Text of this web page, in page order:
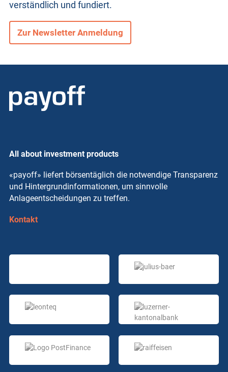
t
e
verständlich und fundiert.
Zur Newsletter Anmeldung
All about investment products
«payoff» liefert börsentäglich die notwendige Transparenz
und Hintergrundinformationen, um sinnvolle
Anlageentscheidungen zu treffen.
Kontakt